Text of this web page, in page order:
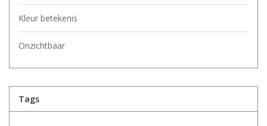
Kleur betekenis
Onzichtbaar
Tags